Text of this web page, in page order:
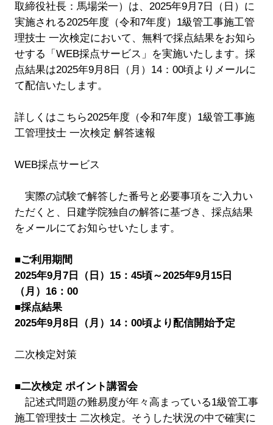
取締役社長：馬場栄一）は、2025年9月7日（日）に
実施される2025年度（令和7年度）1級管工事施工管
理技士 一次検定において、無料で採点結果をお知ら
せする「WEB採点サービス」を実施いたします。採
点結果は2025年9月8日（月）14：00頃よりメールに
て配信いたします。
詳しくはこちら2025年度（令和7年度）1級管工事施
工管理技士 一次検定 解答速報
WEB採点サービス
実際の試験で解答した番号と必要事項をご入力い
ただくと、日建学院独自の解答に基づき、採点結果
をメールにてお知らせいたします。
■ご利用期間
2025年9月7日（日）15：45頃～2025年9月15日
（月）16：00
■採点結果
2025年9月8日（月）14：00頃より配信開始予定
二次検定対策
■二次検定 ポイント講習会
記述式問題の難易度が年々高まっている1級管工事
施工管理技士 二次検定。そうした状況の中で確実に